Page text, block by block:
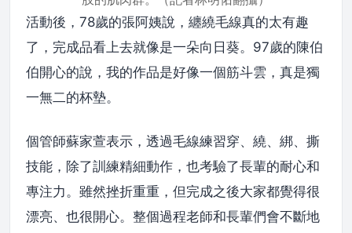
活動後，78歲的張阿姨說，纏繞毛線真的太有趣
了，完成品看上去就像是一朵向日葵。97歲的陳伯
伯開心的說，我的作品是好像一個筋斗雲，真是獨
一無二的杯墊。
個管師蘇家萱表示，透過毛線練習穿、繞、綁、撕
技能，除了訓練精細動作，也考驗了長輩的耐心和
專注力。雖然挫折重重，但完成之後大家都覺得很
漂亮、也很開心。整個過程老師和長輩們會不斷地